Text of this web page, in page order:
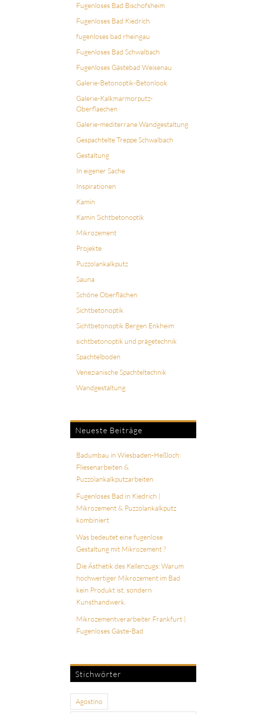
Fugenloses Bad Bischofsheim
Fugenloses Bad Kiedrich
fugenloses bad rheingau
Fugenloses Bad Schwalbach
Fugenloses Gästebad Weisenau
Galerie-Betonoptik-Betonlook
Galerie-Kalkmarmorputz-
Oberflaechen
Galerie-mediterrane Wandgestaltung
Gespachtelte Treppe Schwalbach
Gestaltung
In eigener Sache
Inspirationen
Kamin
Kamin Sichtbetonoptik
Mikrozement
Projekte
Puzzolankalkputz
Sauna
Schöne Oberflächen
Sichtbetonoptik
Sichtbetonoptik Bergen Enkheim
sichtbetonoptik und prägetechnik
Spachtelboden
Venezianische Spachteltechnik
Wandgestaltung
Neueste Beiträge
Badumbau in Wiesbaden-Heßloch:
Fliesenarbeiten &
Puzzolankalkputzarbeiten
Fugenloses Bad in Kiedrich |
Mikrozement & Puzzolankalkputz
kombiniert
Was bedeutet eine fugenlose
Gestaltung mit Mikrozement ?
Die Ästhetik des Kellenzugs: Warum
hochwertiger Mikrozement im Bad
kein Produkt ist, sondern
Kunsthandwerk.
Mikrozementverarbeiter Frankfurt |
Fugenloses Gäste-Bad
Stichwörter
Agostino